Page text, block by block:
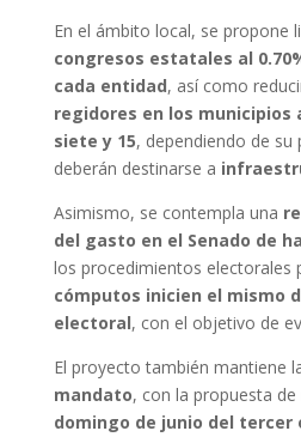
En el ámbito local, se propone
congresos estatales al
cada entidad, así como
regidores en los municipios
siete y 15, dependiendo de
deberán destinarse a
Asimismo, se contempla una
del gasto en el Senado de
los procedimientos electorales
cómputos inicien el mismo
electoral, con el objetivo de
El proyecto también mantiene
mandato, con la propuesta de
domingo de junio del tercer